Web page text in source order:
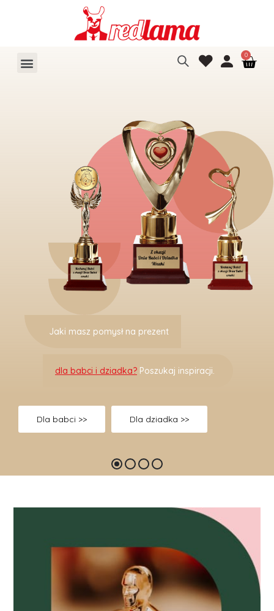
Bombki zdedykacją!
Idealny prezent na święta
Dowiedz się więcej >>